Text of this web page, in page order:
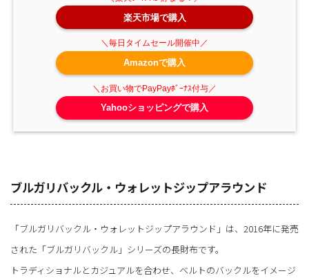
楽天市場で購入
Amazonで購入
Yahooショッピングで購入
ブルガリバックル・ウォレットジップアラウンド
「ブルガリバックル・ウォレットジップアラウンド」は、2016年に発売
された「ブルガリバックル」シリーズの長財布です。
トラディショナルとカジュアルを合わせ、ベルトのバックルをイメージ